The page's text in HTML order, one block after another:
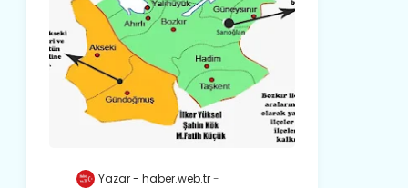
Yazar - haber.web.tr